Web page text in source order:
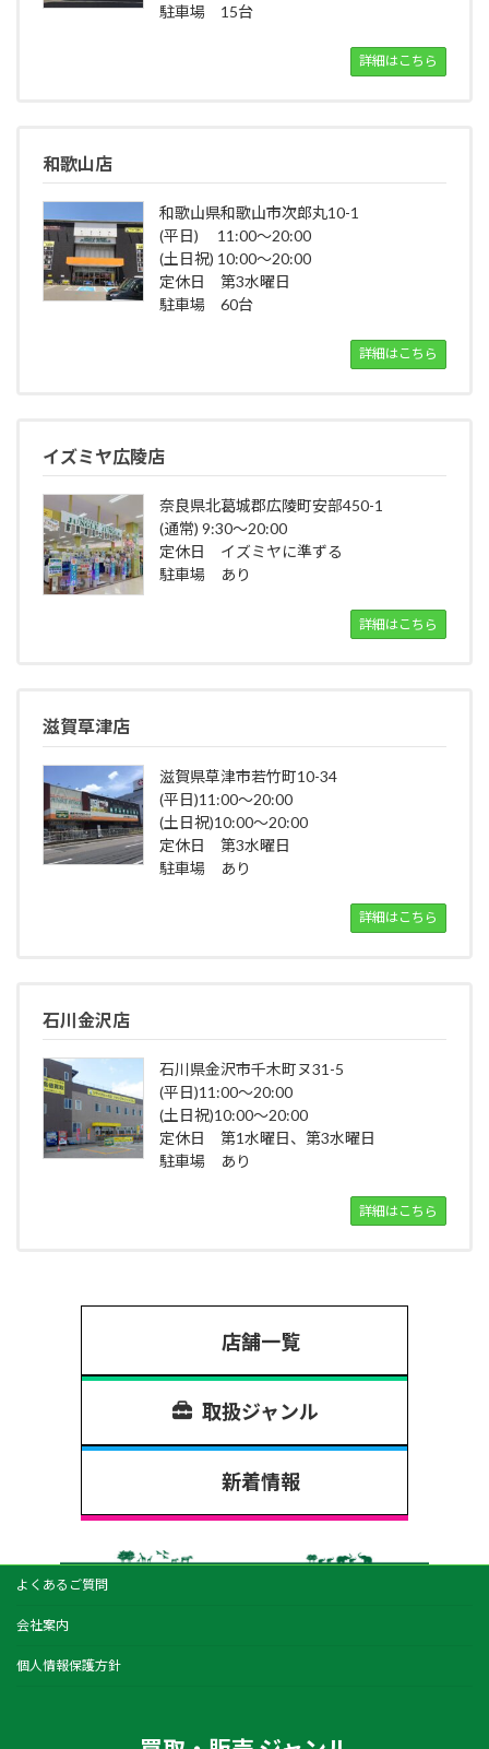
駐車場 15台
詳細はこちら
和歌山店
和歌山県和歌山市次郎丸10-1
(平日) 11:00～20:00
(土日祝) 10:00～20:00
定休日 第3水曜日
駐車場 60台
詳細はこちら
イズミヤ広陵店
奈良県北葛城郡広陵町安部450-1
(通常) 9:30～20:00
定休日 イズミヤに準ずる
駐車場 あり
詳細はこちら
滋賀草津店
滋賀県草津市若竹町10-34
(平日)11:00～20:00
(土日祝)10:00～20:00
定休日 第3水曜日
駐車場 あり
詳細はこちら
石川金沢店
石川県金沢市千木町ヌ31-5
(平日)11:00～20:00
(土日祝)10:00～20:00
定休日 第1水曜日、第3水曜日
駐車場 あり
詳細はこちら
店舗一覧
取扱ジャンル
新着情報
よくあるご質問
会社案内
個人情報保護方針